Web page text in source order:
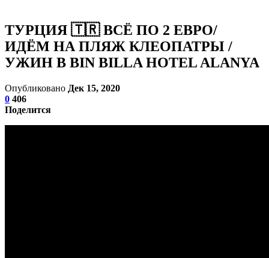
ТУРЦИЯ 🇹🇷 ВСЁ ПО 2 ЕВРО/
ИДËМ НА ПЛЯЖ КЛЕОПАТРЫ /
УЖИН В BIN BILLA HOTEL ALANYA
Опубликовано Дек 15, 2020
0 406
Поделится